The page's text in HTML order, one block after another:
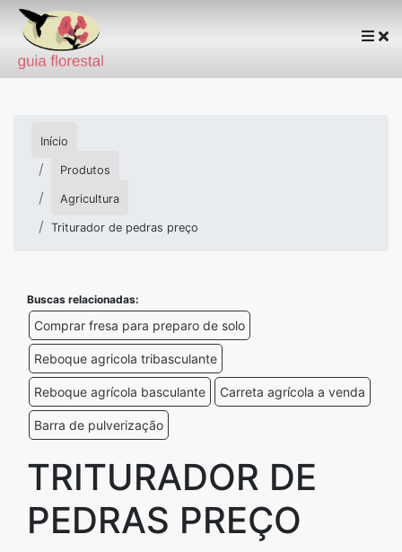
Início
Produtos
Agricultura
Triturador de pedras preço
Buscas relacionadas:
Comprar fresa para preparo de solo
Reboque agricola tribasculante
Reboque agrícola basculante Carreta agrícola a venda
Barra de pulverização
TRITURADOR DE
PEDRAS PREÇO